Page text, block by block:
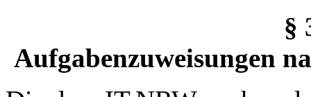
§
Aufgabenzuweisungen